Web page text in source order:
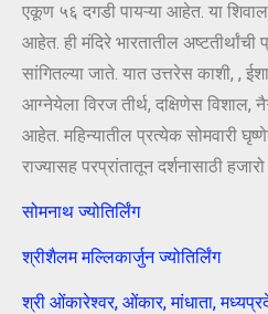
एकूण ५६ दगडी पायऱ्या आहेत. या
आहेत. ही मंदिरे भारतातील
सांगितल्या जाते. यात उत्तरेस काशी, ,
आग्नेयेला विरज तीर्थ, दक्षिणेस विशाल,
आहेत. महिन्यातील प्रत्येक सोमवारी
राज्यासह परप्रांतातून दर्शनासाठी
सोमनाथ ज्योतिर्लिंग
श्रीशैलम मल्लिकार्जुन ज्योतिर्लिंग
श्री ओंकारेश्वर, ओंकार, मांधाता,